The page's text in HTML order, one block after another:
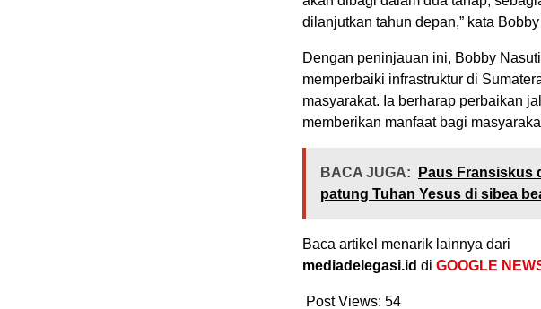
dilanjutkan tahun depan,” kata
Dengan peninjauan ini, Bobby
memperbaiki infrastruktur di
masyarakat. Ia berharap perbaikan
memberikan manfaat bagi
BACA JUGA:
Paus Fransiskus
patung Tuhan Yesus di sibea
Baca artikel menarik lainnya dari
mediadelegasi.id di GOOGLE
Post Views: 54